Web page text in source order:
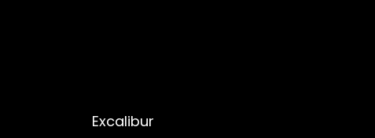
Excalibur